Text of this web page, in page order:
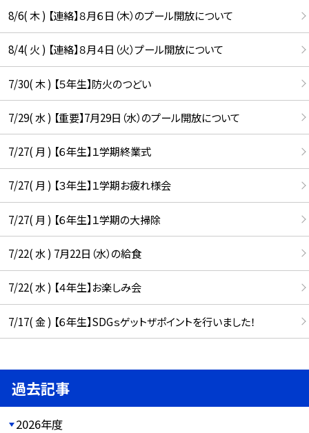
8/6( 木 ) 【連絡】８月６日（木）のプール開放について
8/4( 火 ) 【連絡】８月４日（火）プール開放について
7/30( 木 ) 【５年生】防火のつどい
7/29( 水 ) 【重要】7月29日（水）のプール開放について
7/27( 月 ) 【６年生】１学期終業式
7/27( 月 ) 【３年生】１学期お疲れ様会
7/27( 月 ) 【６年生】１学期の大掃除
7/22( 水 ) 7月22日（水）の給食
7/22( 水 ) 【４年生】お楽しみ会
7/17( 金 ) 【６年生】SDGｓゲットザポイントを行いました！
過去記事
2026年度